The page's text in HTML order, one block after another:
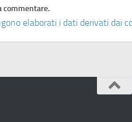
commentare.
elaborati i dati derivati dai